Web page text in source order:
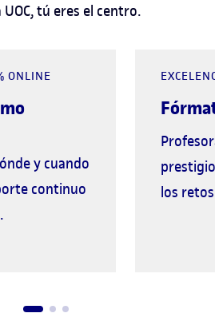
tú eres el centro.
ONLINE
y cuando
continuo
los